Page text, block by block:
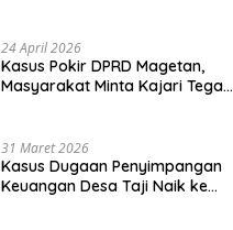
24 April 2026
Kasus Pokir DPRD Magetan,
Masyarakat Minta Kajari Tegak
31 Maret 2026
Kasus Dugaan Penyimpangan
Keuangan Desa Taji Naik ke